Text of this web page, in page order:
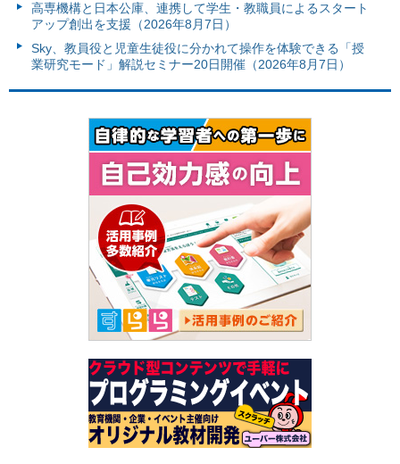
高専機構と日本公庫、連携して学生・教職員によるスタート
アップ創出を支援（2026年8月7日）
Sky、教員役と児童生徒役に分かれて操作を体験できる「授
業研究モード」解説セミナー20日開催（2026年8月7日）